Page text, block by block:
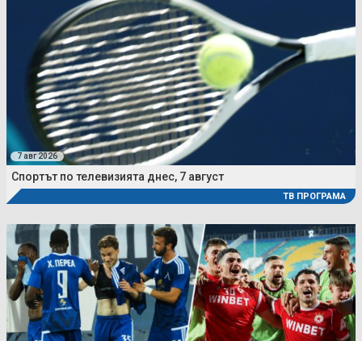
7 авг 2026
Спортът по телевизията днес, 7 август
ТВ ПРОГРАМА